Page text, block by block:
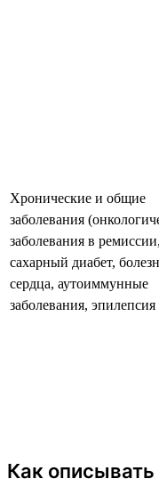
Хронические и общие
заболевания
заболевания в ремиссии,
сахарный диабет,
сердца, аутоиммунные
заболевания,
Как описывать